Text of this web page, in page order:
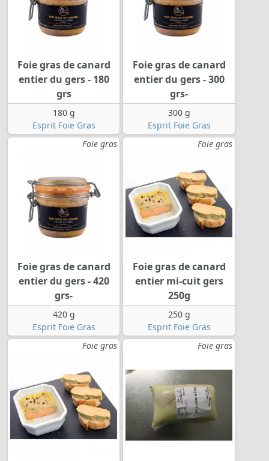
Foie gras de canard
entier du gers - 180
grs
180 g
Esprit Foie Gras
Foie gras de canard
entier du gers - 300
grs-
300 g
Esprit Foie Gras
Foie gras
Foie gras de canard
entier du gers - 420
grs-
420 g
Esprit Foie Gras
Foie gras
Foie gras de canard
entier mi-cuit gers
250g
250 g
Esprit Foie Gras
Foie gras
Foie gras